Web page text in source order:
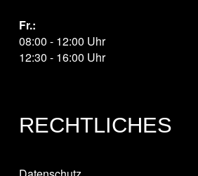
Fr.:
08:00 - 12:00 Uhr
12:30 - 16:00 Uhr
RECHTLICHES